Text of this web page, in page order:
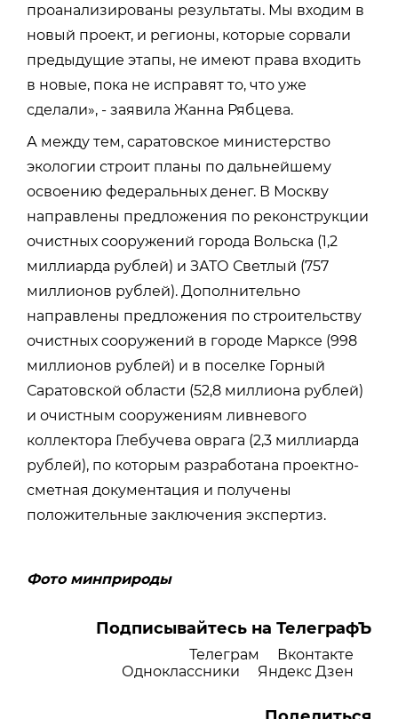
проанализированы результаты. Мы входим в
новый проект, и регионы, которые сорвали
предыдущие этапы, не имеют права входить
в новые, пока не исправят то, что уже
сделали», - заявила Жанна Рябцева.
А между тем, саратовское министерство
экологии строит планы по дальнейшему
освоению федеральных денег. В Москву
направлены предложения по реконструкции
очистных сооружений города Вольска (1,2
миллиарда рублей) и ЗАТО Светлый (757
миллионов рублей). Дополнительно
направлены предложения по строительству
очистных сооружений в городе Марксе (998
миллионов рублей) и в поселке Горный
Саратовской области (52,8 миллиона рублей)
и очистным сооружениям ливневого
коллектора Глебучева оврага (2,3 миллиарда
рублей), по которым разработана проектно-
сметная документация и получены
положительные заключения экспертиз.
Фото минприроды
Подписывайтесь на ТелеграфЪ
Телеграм
Вконтакте
Одноклассники
Яндекс Дзен